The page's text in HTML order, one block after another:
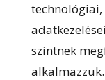
technológiai,
szintnek
alkalmazzuk.